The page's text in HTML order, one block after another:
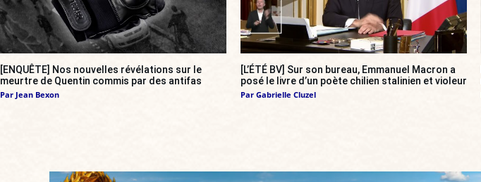
[ENQUÊTE] Nos nouvelles révélations sur le
meurtre de Quentin commis par des antifas
Par Jean Bexon
[L’ÉTÉ BV] Sur son bureau, Emmanuel Macron a
posé le livre d’un poète chilien stalinien et violeur
Par Gabrielle Cluzel